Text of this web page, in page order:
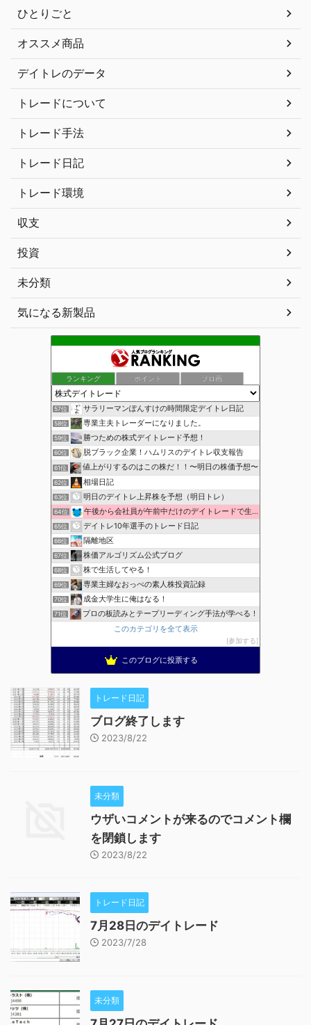
ひとりごと
オススメ商品
デイトレのデータ
トレードについて
トレード手法
トレード日記
トレード環境
収支
投資
未分類
気になる新製品
ランキング ポイント ブロ画
57位 サラリーマンぽんすけの時間限定デイトレ日記
58位 専業主夫トレーダーになりました。
59位 勝つための株式デイトレード予想！
60位 脱ブラック企業！ハムリスのデイトレ収支報告
61位 値上がりするのはこの株だ！！〜明日の株価予想〜
62位 相場日記
63位 明日のデイトレ上昇株を予想（明日トレ）
64位 午後から会社員が午前中だけのデイトレードで生活費を稼ぐ！
65位 デイトレ10年選手のトレード日記
66位 隔離地区
67位 株価アルゴリズム公式ブログ
68位 株で生活してやる！
69位 専業主婦なおっぺの素人株投資記録
70位 成金大学生に俺はなる！
71位
プロの板読みとテープリーディング手法が学べる！
このカテゴリを全て表示
参加する
このブログに投票する
トレード日記
ブログ終了します
2023/8/22
未分類
ウザいコメントが来るのでコメント欄
を閉鎖します
2023/8/22
トレード日記
7月28日のデイトレード
2023/7/28
未分類